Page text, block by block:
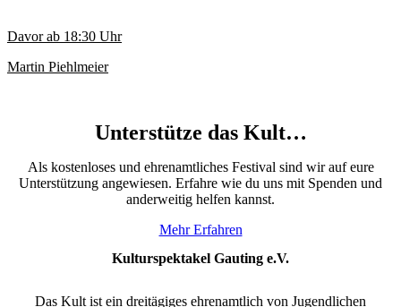
Davor ab 18:30 Uhr
Martin Piehlmeier
Unterstütze das Kult…
Als kostenloses und ehrenamtliches Festival sind wir auf eure
Unterstützung angewiesen. Erfahre wie du uns mit Spenden und
anderweitig helfen kannst.
Mehr Erfahren
Kulturspektakel Gauting e.V.
Das Kult ist ein dreitägiges ehrenamtlich von Jugendlichen